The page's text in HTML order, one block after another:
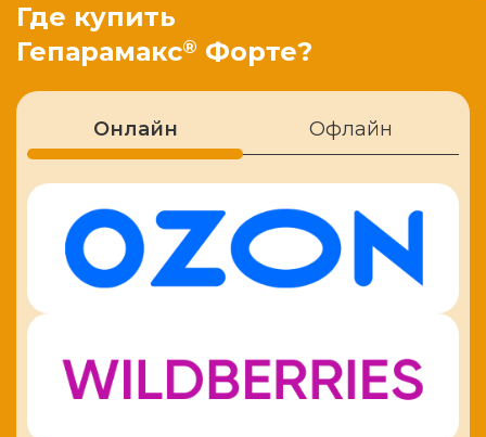
Где купить
Гепарамакс® Форте?
Онлайн Офлайн